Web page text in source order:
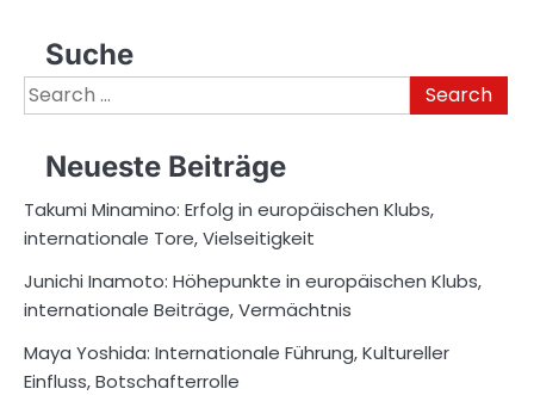
Suche
Search
for:
Neueste Beiträge
Takumi Minamino: Erfolg in europäischen Klubs,
internationale Tore, Vielseitigkeit
Junichi Inamoto: Höhepunkte in europäischen Klubs,
internationale Beiträge, Vermächtnis
Maya Yoshida: Internationale Führung, Kultureller
Einfluss, Botschafterrolle